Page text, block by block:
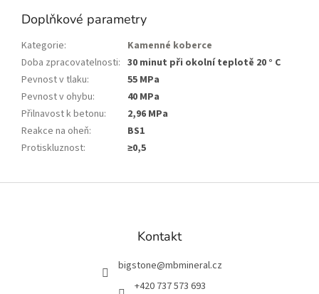
Doplňkové parametry
Kategorie:
Kamenné koberce
Doba zpracovatelnosti: 30 minut při okolní teplotě 20 ° C
Pevnost v tlaku:
55 MPa
Pevnost v ohybu:
40 MPa
Přilnavost k betonu:
2,96 MPa
Reakce na oheň:
BS1
Protiskluznost: ≥0,5
Z
Kontakt
bigstone@mbmineral.cz
+420 737 573 693